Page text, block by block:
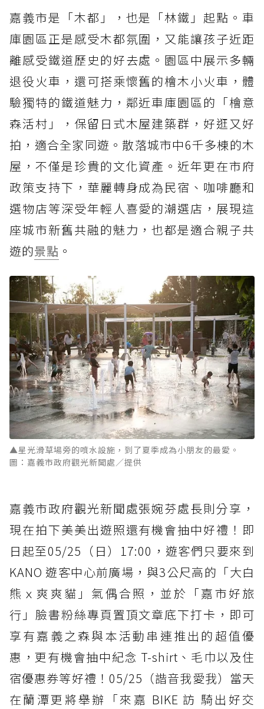
嘉義市是「木都」，也是「林鐵」起點。車
庫園區正是感受木都氛圍，又能讓孩子近距
離感受鐵道歷史的好去處。園區中展示多輛
退役火車，還可搭乘懷舊的檜木小火車，體
驗獨特的鐵道魅力，鄰近車庫園區的「檜意
森活村」，保留日式木屋建築群，好逛又好
拍，適合全家同遊。散落城市中6千多棟的木
屋，不僅是珍貴的文化資產。近年更在市府
政策支持下，華麗轉身成為民宿、咖啡廳和
選物店等深受年輕人喜愛的潮選店，展現這
座城市新舊共融的魅力，也都是適合親子共
遊的景點 。
▲星光滑草場旁的噴水設施，到了夏季成為小朋友的最愛。
圖：嘉義市政府觀光新聞處／提供
嘉義市政府觀光新聞處張婉芬處長則分享，
現在拍下美美出遊照還有機會抽中好禮！即
日起至05/25（日）17:00，遊客們只要來到
KANO 遊客中心前廣場，與3公尺高的「大白
熊ｘ爽爽貓」氣偶合照，並於「嘉市好旅
行」臉書粉絲專頁置頂文章底下打卡，即可
享有嘉義之森與本活動串連推出的超值優
惠，更有機會抽中紀念 T-shirt、毛巾以及住
宿優惠券等好禮！05/25（諧音我愛我）當天
在蘭潭更將舉辦「來嘉 BIKE 訪 騎出好交